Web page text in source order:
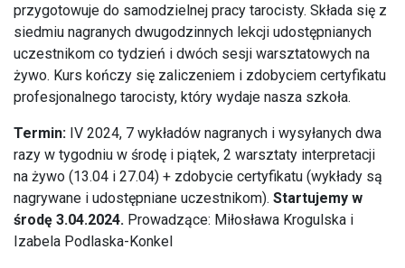
przygotowuje do samodzielnej pracy tarocisty. Składa się z
siedmiu nagranych dwugodzinnych lekcji udostępnianych
uczestnikom co tydzień i dwóch sesji warsztatowych na
żywo. Kurs kończy się zaliczeniem i zdobyciem certyfikatu
profesjonalnego tarocisty, który wydaje nasza szkoła.
Termin: IV 2024, 7 wykładów nagranych i wysyłanych dwa
razy w tygodniu w środę i piątek, 2 warsztaty interpretacji
na żywo (13.04 i 27.04) + zdobycie certyfikatu (wykłady są
nagrywane i udostępniane uczestnikom). Startujemy w
środę 3.04.2024. Prowadzące: Miłosława Krogulska i
Izabela Podlaska-Konkel